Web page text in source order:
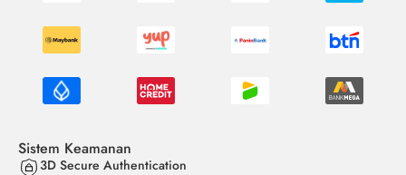
Sistem Keamanan
3D Secure Authentication